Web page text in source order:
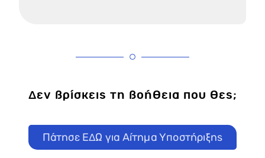
Δεν βρίσκεις τη βοήθεια που θες;
Πάτησε ΕΔΩ για Αίτημα Υποστήριξης